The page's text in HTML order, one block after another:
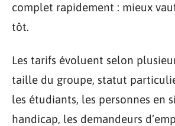
complet rapidement : mieux
tôt.
Les tarifs évoluent selon
taille du groupe, statut
les étudiants, les personnes en
handicap, les demandeurs